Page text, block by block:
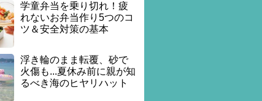
学童弁当を乗り切れ！疲
れないお弁当作り5つのコ
ツ＆安全対策の基本
浮き輪のまま転覆、砂で
火傷も...夏休み前に親が知
るべき海のヒヤリハット